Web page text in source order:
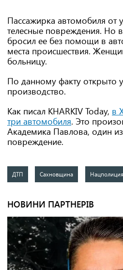
Пассажирка автомобиля от
телесные повреждения. Но
бросил ее без помощи в
места происшествия.
больницу.
По данному факту открыто
производство.
Как писал KHARKIV Today, в
три автомобиля. Это
Академика Павлова, один
повреждение.
ДТП Сахновщина Нацполиция